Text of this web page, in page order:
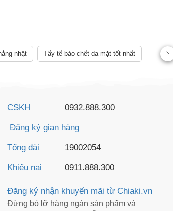
nhật Tẩy tế bào chết da mặt tốt nhất
CSKH 0932.888.300
Đăng ký gian hàng
Tổng đài 19002054
Khiếu nại 0911.888.300
Đăng ký nhận khuyến mãi từ Chiaki.vn
Đừng bỏ lỡ hàng ngàn sản phẩm và